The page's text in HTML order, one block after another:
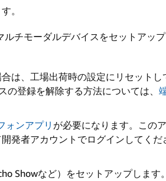
。
チモーダルデバイスをセットアッ
は、工場出荷時の設定にリセットし
登録を解除する方法については、
ォンアプリ が必要になります。この
発者アカウントでログインしてくだ
Showなど）をセットアップします